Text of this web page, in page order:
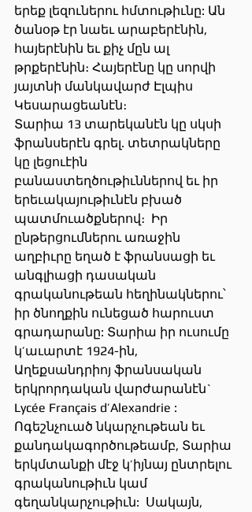
երեք լեզուներու հմտութիւնը: Ան
ծանօթ էր նաեւ արաբերէնին,
հայերէնին եւ քիչ մըն ալ
թրքերէնին։ Հայերէնը կը սորվի
յայտնի մանկավարժ Էլպիս
Կեսարացեանէն։
Տարիա 13 տարեկանէն կը սկսի
ֆրանսերէն գրել. տետրակները
կը լեցուէին
բանաստեղծութիւններով եւ իր
երեւակայութիւնէն բխած
պատմուածքներով։  Իր
ընթերցումներու առաջին
աղբիւրը եղած է ֆրանսացի եւ
անգլիացի դասական
գրականութեան հեղինակներու՝
իր ծնողքին ունեցած հարուստ
գրադարանը: Տարիա իր ուսումը
կ’աւարտէ 1924-ին,
Աղեքսանդրիոյ ֆրանսական
երկրորդական վարժարանէն`
Lycée Français d’Alexandrie :
Ոգեշնչուած նկարչութեան եւ
քանդակագործութեամբ, Տարիա
երկմտանքի մէջ կ’իյնայ ընտրելու
գրականութիւն կամ
գեղանկարչութիւն:  Սակայն,